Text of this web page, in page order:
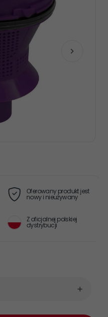
Oferowany produkt jest
nowy i nieużywany
Z oficjalnej polskiej
dystrybucji